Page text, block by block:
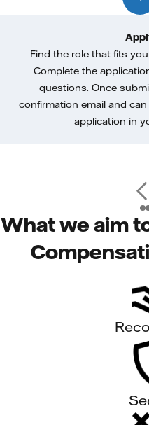
Find the role that fits
Complete the
questions. Once
confirmation email and
application in
What we aim